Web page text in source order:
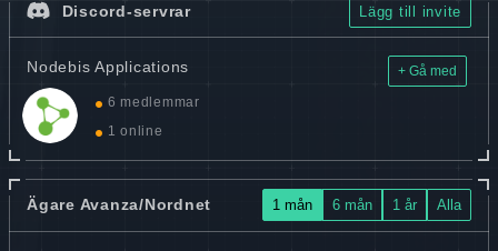
Discord-servrar Lägg till invite
Nodebis Applications
6 medlemmar
1 online
+ Gå med
Ägare Avanza/Nordnet 1 mån 6 mån 1 år Alla